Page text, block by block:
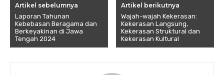
Artikel sebelumnya
Laporan Tahunan
Kebebasan Beragama dan
Berkeyakinan di Jawa
Tengah 2024
Artikel berikutnya
Wajah-wajah Kekerasan:
Kekerasan Langsung,
Kekerasan Struktural dan
Kekerasan Kultural